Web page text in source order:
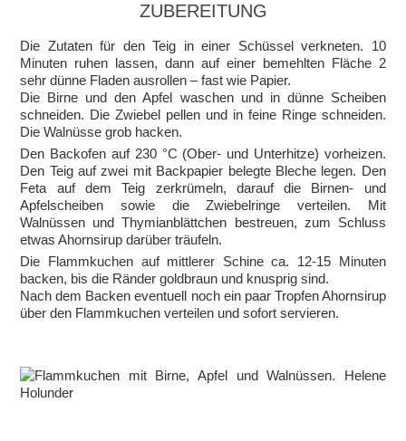
ZUBEREITUNG
Die Zutaten für den Teig in einer Schüssel verkneten. 10
Minuten ruhen lassen, dann auf einer bemehlten Fläche 2
sehr dünne Fladen ausrollen – fast wie Papier.
Die Birne und den Apfel waschen und in dünne Scheiben
schneiden. Die Zwiebel pellen und in feine Ringe schneiden.
Die Walnüsse grob hacken.
Den Backofen auf 230 °C (Ober- und Unterhitze) vorheizen.
Den Teig auf zwei mit Backpapier belegte Bleche legen. Den
Feta auf dem Teig zerkrümeln, darauf die Birnen- und
Apfelscheiben sowie die Zwiebelringe verteilen. Mit
Walnüssen und Thymianblättchen bestreuen, zum Schluss
etwas Ahornsirup darüber träufeln.
Die Flammkuchen auf mittlerer Schine ca. 12-15 Minuten
backen, bis die Ränder goldbraun und knusprig sind.
Nach dem Backen eventuell noch ein paar Tropfen Ahornsirup
über den Flammkuchen verteilen und sofort servieren.